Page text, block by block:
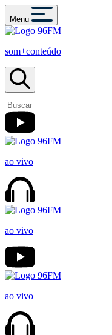
Menu
som+conteúdo
ao vivo
ao vivo
ao vivo